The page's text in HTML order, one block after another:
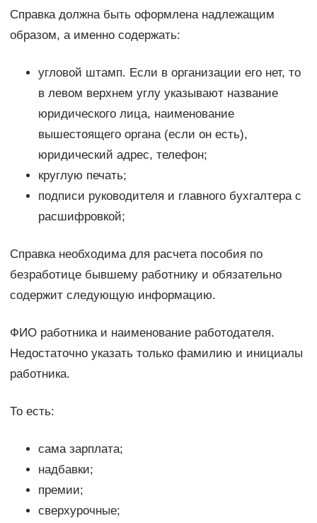
Справка должна быть оформлена надлежащим
образом, а именно содержать:
угловой штамп. Если в организации его нет, то
в левом верхнем углу указывают название
юридического лица, наименование
вышестоящего органа (если он есть),
юридический адрес, телефон;
круглую печать;
подписи руководителя и главного бухгалтера с
расшифровкой;
Справка необходима для расчета пособия по
безработице бывшему работнику и обязательно
содержит следующую информацию.
ФИО работника и наименование работодателя.
Недостаточно указать только фамилию и инициалы
работника.
То есть:
сама зарплата;
надбавки;
премии;
сверхурочные;